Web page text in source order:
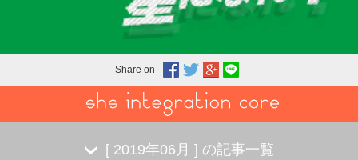
Share on
[ 2019年06月 ] の記事一覧